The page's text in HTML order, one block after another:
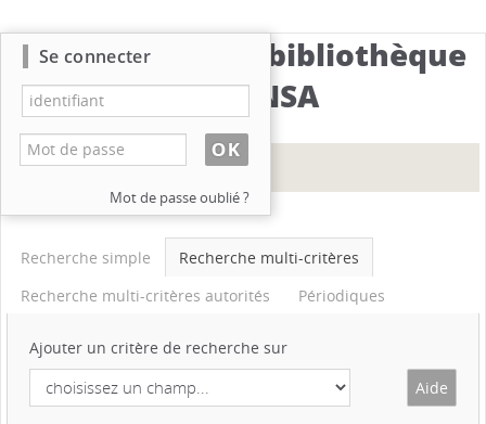
Catalogue de la bibliothèque
du CBNSA
Rechercher
Recherche simple
Recherche multi-critères
Recherche multi-critères autorités
Périodiques
Ajouter un critère de recherche sur
Se connecter
Mot de passe oublié ?